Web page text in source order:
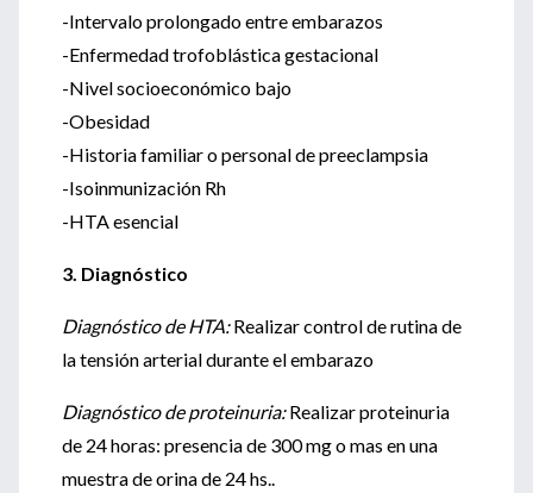
-Intervalo prolongado entre embarazos
-Enfermedad trofoblástica gestacional
-Nivel socioeconómico bajo
-Obesidad
-Historia familiar o personal de preeclampsia
-Isoinmunización Rh
-HTA esencial
3. Diagnóstico
Diagnóstico de HTA:Realizar control de rutina de
la tensión arterial durante el embarazo
Diagnóstico de proteinuria:Realizar proteinuria
de 24 horas: presencia de 300 mg o mas en una
muestra de orina de 24 hs..